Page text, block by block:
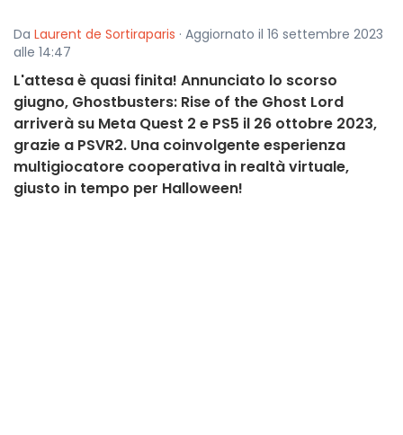
Da Laurent de Sortiraparis · Aggiornato il 16 settembre 2023
alle 14:47
L'attesa è quasi finita! Annunciato lo scorso
giugno, Ghostbusters: Rise of the Ghost Lord
arriverà su Meta Quest 2 e PS5 il 26 ottobre 2023,
grazie a PSVR2. Una coinvolgente esperienza
multigiocatore cooperativa in realtà virtuale,
giusto in tempo per Halloween!